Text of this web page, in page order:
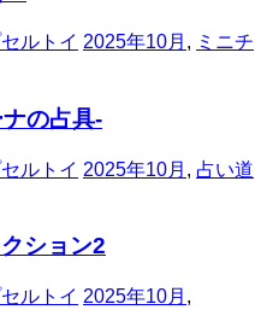
ルトイ 2025年10月 , ミニチ
の占具-
ルトイ 2025年10月 , 占い道
ション2
ルトイ 2025年10月 ,